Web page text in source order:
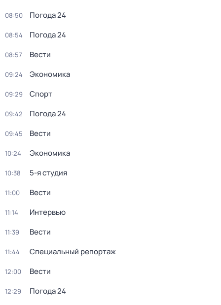
08:50 Погода 24
08:54 Погода 24
08:57 Вести
09:24 Экономика
09:29 Спорт
09:42 Погода 24
09:45 Вести
10:24 Экономика
10:38 5-я студия
11:00 Вести
11:14 Интервью
11:39 Вести
11:44 Специальный репортаж
12:00 Вести
12:29 Погода 24